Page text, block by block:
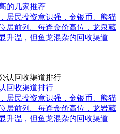
的几家推荐
居民投资意识强，金银币、熊猫
居前列。每逢金价高位，龙泉藏
升温，但鱼龙混杂的回收渠道
回收渠道排行
居民投资意识强，金银币、熊猫
居前列。每逢金价高位，龙岩藏
升温，但鱼龙混杂的回收渠道